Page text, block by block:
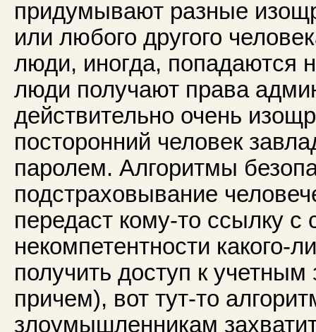
придумывают разные
или любого другого
люди, иногда, попадаются
люди получают права
действительно очень
посторонний человек
паролем. Алгоритмы
подстраховывание
передаст кому-то ссылку
некомпетентности какого-
получить доступ к
причем), вот тут-то
злоумышленникам